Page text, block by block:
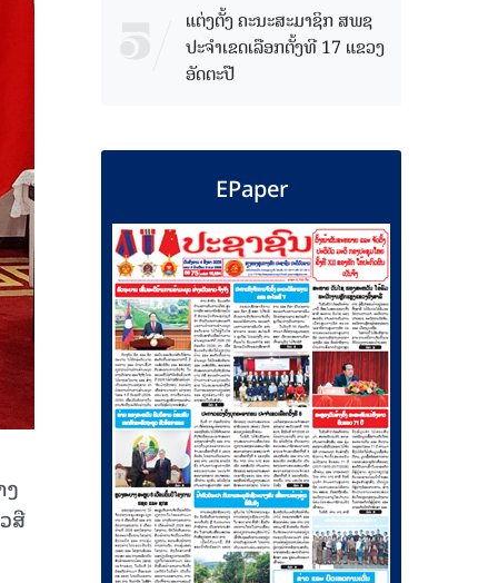
ສື
ແຕ່ງຕັ້ງ ຄະນະສະມາຊິກ ສພຊ
ປະຈຳເຂດເລືອກຕັ້ງທີ 17 ແຂວງ
ອັດຕະປື
EPaper